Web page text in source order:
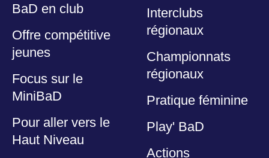
BaD en club
Offre compétitive
jeunes
Focus sur le
MiniBaD
Pour aller vers le
Haut Niveau
Interclubs
régionaux
Championnats
régionaux
Pratique féminine
Play' BaD
Actions